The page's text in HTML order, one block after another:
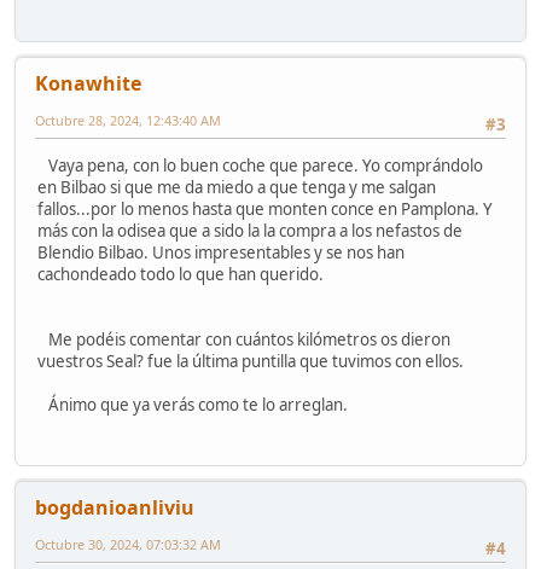
Konawhite
#3
Octubre 28, 2024, 12:43:40 AM
Vaya pena, con lo buen coche que parece. Yo comprándolo
en Bilbao si que me da miedo a que tenga y me salgan
fallos...por lo menos hasta que monten conce en Pamplona. Y
más con la odisea que a sido la la compra a los nefastos de
Blendio Bilbao. Unos impresentables y se nos han
cachondeado todo lo que han querido.
Me podéis comentar con cuántos kilómetros os dieron
vuestros Seal? fue la última puntilla que tuvimos con ellos.
Ánimo que ya verás como te lo arreglan.
bogdanioanliviu
#4
Octubre 30, 2024, 07:03:32 AM